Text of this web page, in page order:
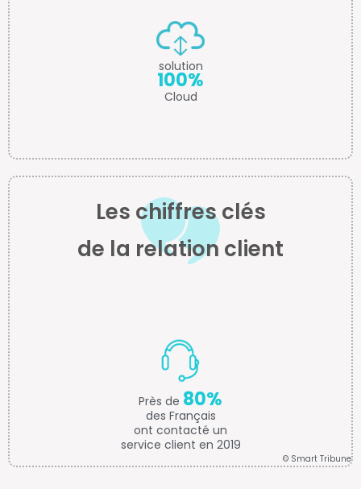
solution
100%
Cloud
Les chiffres clés
de la relation client
Près de 80%
des Français
ont contacté un
service client en 2019
© Smart Tribune